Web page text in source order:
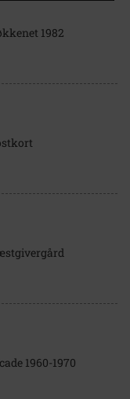
1982
1960-1970